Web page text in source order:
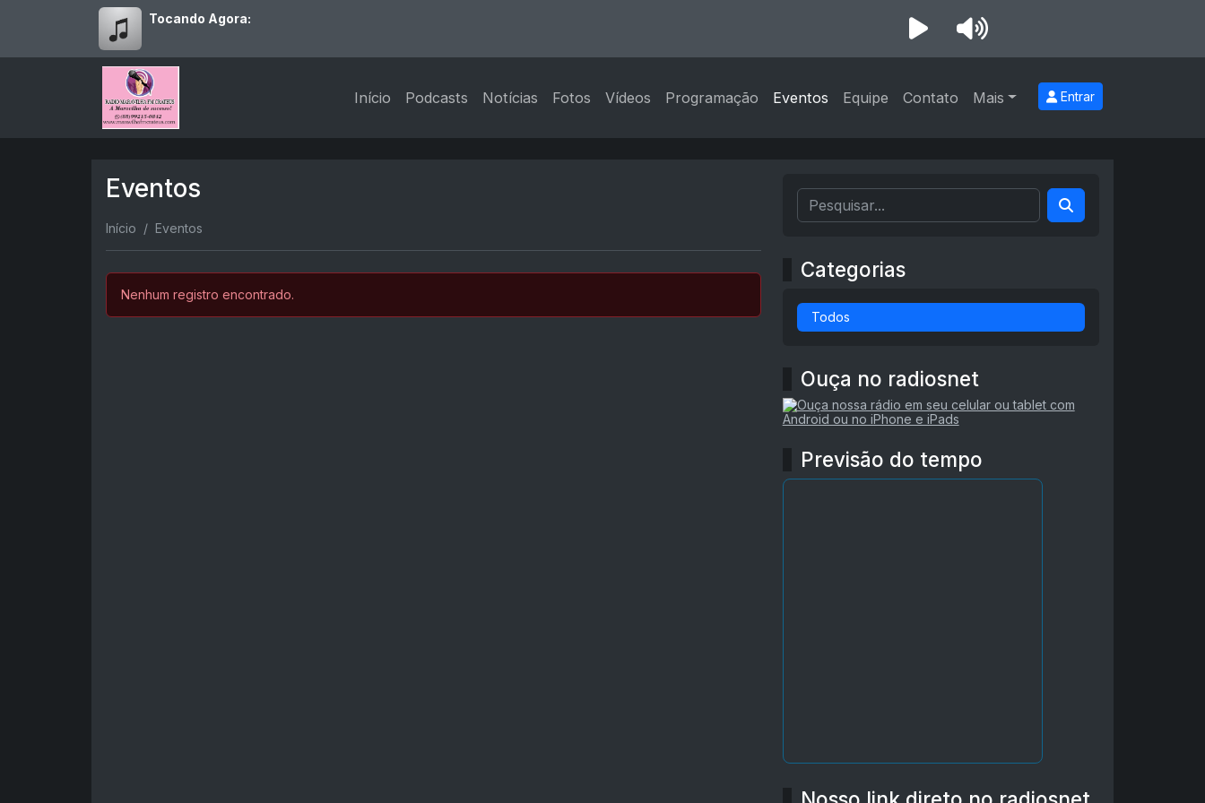
Tocando Agora:
Início Podcasts Notícias Fotos Vídeos Programação Eventos Equipe Contato Mais Entrar
Eventos
Início Eventos
Nenhum registro encontrado.
Categorias
Todos
Ouça no radiosnet
Previsão do tempo